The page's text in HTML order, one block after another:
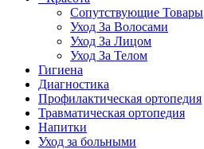
Сопутствующие Товары
Уход За Волосами
Уход За Лицом
Уход За Телом
Гигиена
Диагностика
Профилактическая ортопедия
Травматическая ортопедия
Напитки
Уход за больными